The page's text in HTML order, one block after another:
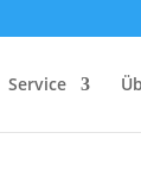
Service